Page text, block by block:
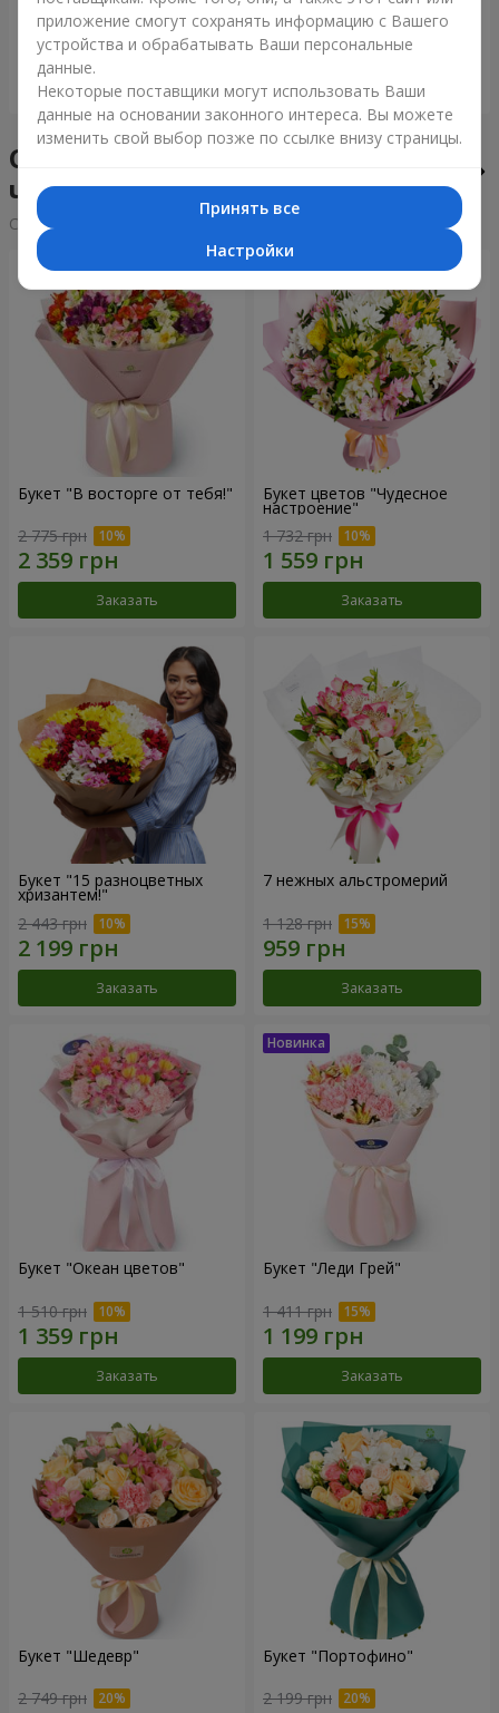
6 152 грн
Заказать
1 443 грн
Заказать
Сборные букеты в городе
Чортков
Cортировка: дорогие
Букет "В восторге от тебя!"
2 775 грн
Заказать
Букет цветов "Чудесное
настроение"
1 732 грн
Заказать
Букет "15 разноцветных
хризантем!"
2 443 грн
Заказать
7 нежных альстромерий
1 128 грн
Заказать
Букет "Океан цветов"
1 510 грн
Заказать
Букет "Леди Грей"
1 411 грн
Заказать
Букет "Шедевр"
2 749 грн
Букет "Портофино"
2 199 грн
приложение смогут сохранять информацию с Вашего
устройства и обрабатывать Ваши персональные
данные.
Некоторые поставщики могут использовать Ваши
данные на основании законного интереса. Вы можете
изменить свой выбор позже по ссылке внизу страницы.
Принять все
Настройки